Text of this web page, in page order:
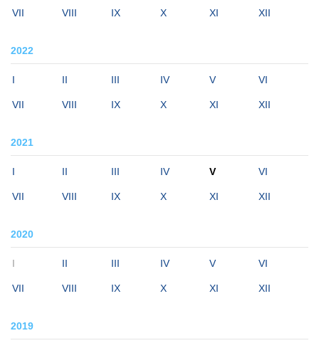
VII VIII IX X XI XII
2022
I II III IV V VI
VII VIII IX X XI XII
2021
I II III IV V VI
VII VIII IX X XI XII
2020
I II III IV V VI
VII VIII IX X XI XII
2019